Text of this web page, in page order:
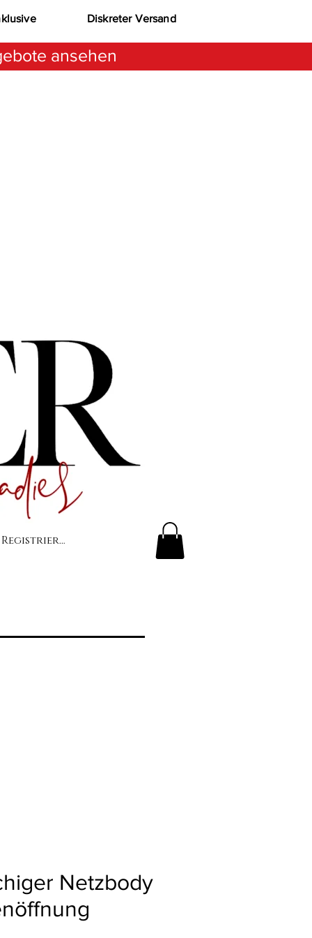
Diskreter Versand
ansehen
Netzbody